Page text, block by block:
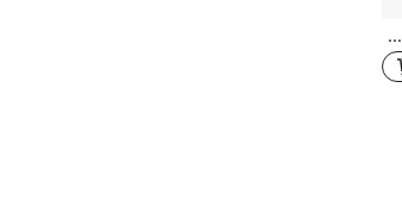
בקבוק ספריי זכוכית חלבית 50/100 מ"ל, מרסס ערפל עדין 3-חבילות, בקבוקי נסיעות עמידים בפני UV